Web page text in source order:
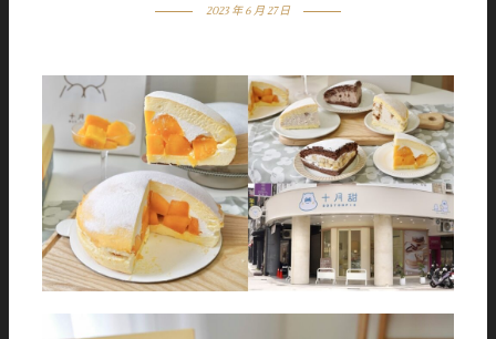
2023 年 6 月 27 日